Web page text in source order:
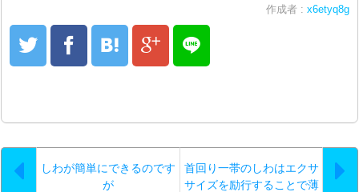
作成者 : x6etyq8g
しわが簡単にできるのです
が
首回り一帯のしわはエクサ
サイズを励行することで薄